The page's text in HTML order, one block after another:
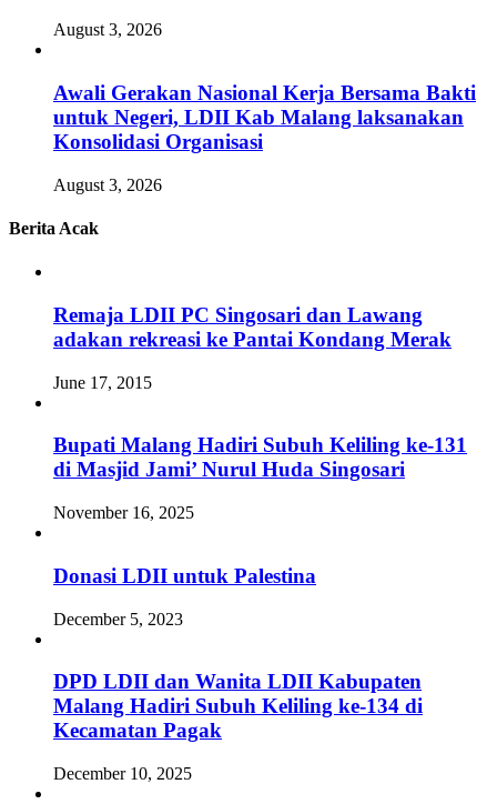
August 3, 2026
Awali Gerakan Nasional Kerja Bersama Bakti
untuk Negeri, LDII Kab Malang laksanakan
Konsolidasi Organisasi
August 3, 2026
Berita Acak
Remaja LDII PC Singosari dan Lawang
adakan rekreasi ke Pantai Kondang Merak
June 17, 2015
Bupati Malang Hadiri Subuh Keliling ke-131
di Masjid Jami’ Nurul Huda Singosari
November 16, 2025
Donasi LDII untuk Palestina
December 5, 2023
DPD LDII dan Wanita LDII Kabupaten
Malang Hadiri Subuh Keliling ke-134 di
Kecamatan Pagak
December 10, 2025